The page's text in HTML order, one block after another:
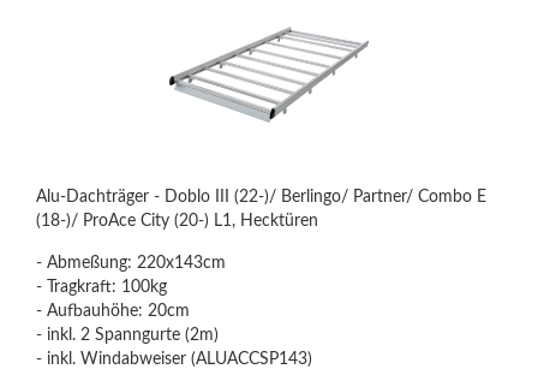
Alu-Dachträger - Doblo III (22-)/ Berlingo/ Partner/ Combo E
(18-)/ ProAce City (20-) L1, Hecktüren
- Abmeßung: 220x143cm
- Tragkraft: 100kg
- Aufbauhöhe: 20cm
- inkl. 2 Spanngurte (2m)
- inkl. Windabweiser (ALUACCSP143)